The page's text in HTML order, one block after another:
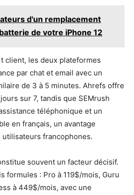
d'un remplacement
de votre iPhone 12
client, les deux plateformes
par chat et email avec un
de 3 à 5 minutes. Ahrefs offre
sur 7, tandis que SEMrush
téléphonique et un
en français, un avantage
francophones.
souvent un facteur décisif.
formules : Pro à 119$/mois, Guru
à 449$/mois, avec une